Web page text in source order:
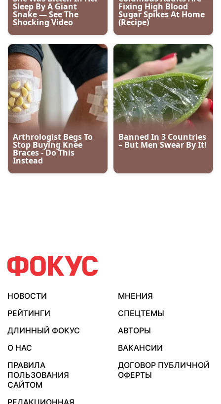
НОВОСТИ
МНЕНИЯ
РЕЙТИНГИ
СПЕЦТЕМЫ
ДЛИННЫЙ ФОКУС
АВТОРЫ
О НАС
ВАКАНСИИ
ПРАВИЛА
ПОЛЬЗОВАНИЯ
САЙТОМ
ДОГОВОР ПУБЛИЧНОЙ
ОФЕРТЫ
РЕДАКЦИОННАЯ